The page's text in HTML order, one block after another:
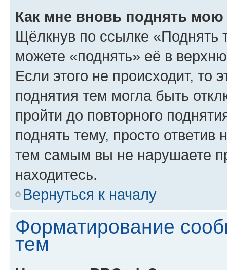
Как мне вновь поднять мою
Щёлкнув по ссылке «Поднять
можете «поднять» её в
Если этого не происходит, то
поднятия тем могла быть
пройти до повторного
поднять тему, просто ответив
тем самым вы не нарушаете
находитесь.
Вернуться к началу
Форматирование
тем